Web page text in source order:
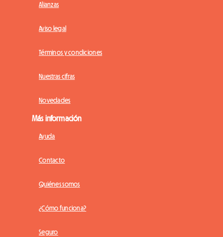
Alianzas
Aviso legal
Términos y condiciones
Nuestras cifras
Novedades
Más información
Ayuda
Contacto
Quiénes somos
¿Cómo funciona?
Seguro